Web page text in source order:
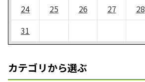
24
25 26 27 28
31
カテゴリから選ぶ